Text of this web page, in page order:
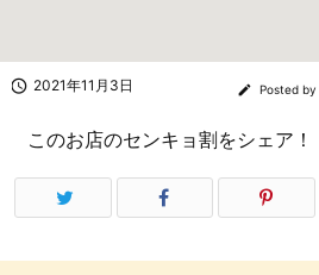
 2021年11月3日  Posted by
このお店のセンキョ割をシェア！